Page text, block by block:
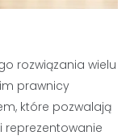
rozwiązania wielu
prawnicy
które pozwalają
reprezentowanie